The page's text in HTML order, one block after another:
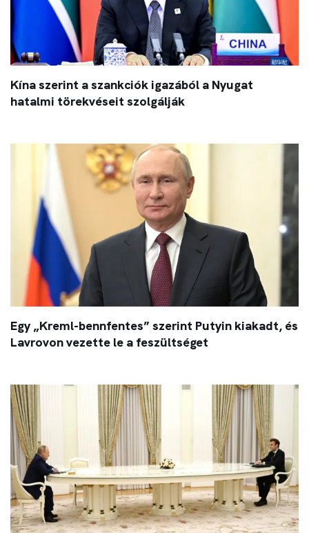
Kína szerint a szankciók igazából a Nyugat
hatalmi törekvéseit szolgálják
Egy „Kreml-bennfentes” szerint Putyin kiakadt, és
Lavrovon vezette le a feszültséget